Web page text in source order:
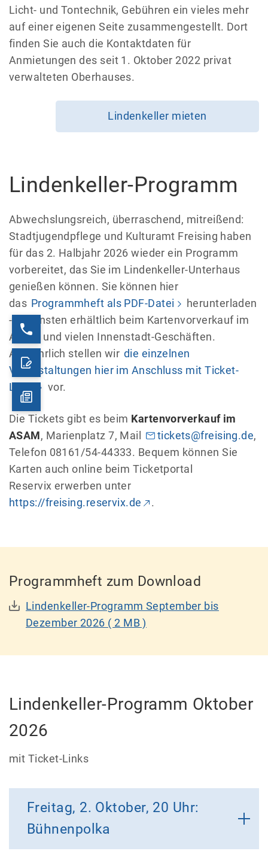
Licht- und Tontechnik, Gebühren ein vieles mehr
auf einer eigenen Seite zusammengestellt. Dort
finden Sie auch die Kontaktdaten für
Anmietungen des seit 1. Oktober 2022 privat
verwalteten Oberhauses.
Lindenkeller mieten
Lindenkeller-Programm
Abwechslungsreich, überraschend, mitreißend:
Stadtjugendpflege und Kulturamt Freising haben
für das 2. Halbjahr 2026 wieder ein Programm
vorbereitet, das Sie im Lindenkeller-Unterhaus
genießen können. Sie können hier
das Programmheft als PDF-Datei
herunterladen
- ansonsten erhältlich beim Kartenvorverkauf im
ASAM und vielen Innenstadt-Geschäften.
Ausführlich stellen wir die einzelnen
Veranstaltungen hier im Anschluss mit Ticket-
Links
vor.
Die Tickets gibt es beim Kartenvorverkauf im
ASAM, Marienplatz 7, Mail tickets@freising.de,
Telefon 08161/54-44333. Bequem können Sie
Karten auch online beim Ticketportal
Reservix erwerben unter
https://freising.reservix.de
.
Programmheft zum Download
Lindenkeller-Programm September bis
Dezember 2026 ( 2 MB )
Lindenkeller-Programm Oktober
2026
mit Ticket-Links
Freitag, 2. Oktober, 20 Uhr:
Bühnenpolka